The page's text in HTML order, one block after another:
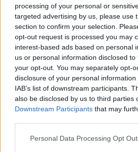
processing of your personal or
targeted advertising by us, please use
section to confirm your selection.
opt-out request is processed you may
interest-based ads based on personal
us or personal information disclosed
your opt-out. You may separately opt-
disclosure of your personal
IAB’s list of downstream participants.
also be disclosed by us to third parties
Downstream Participants that may
Please note that this website/app uses
Personal Data Processing Opt
Kövess minket, és értesülj a
Facebookon is!
Követem